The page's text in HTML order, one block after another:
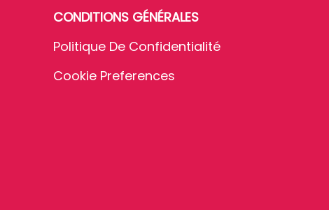
CONDITIONS GÉNÉRALES
Politique De Confidentialité
Cookie Preferences